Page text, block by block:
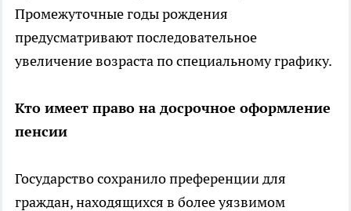
Промежуточные годы рождения
предусматривают последовательное
увеличение возраста по специальному графику.
Кто имеет право на досрочное оформление
пенсии
Государство сохранило преференции для
граждан, находящихся в более уязвимом